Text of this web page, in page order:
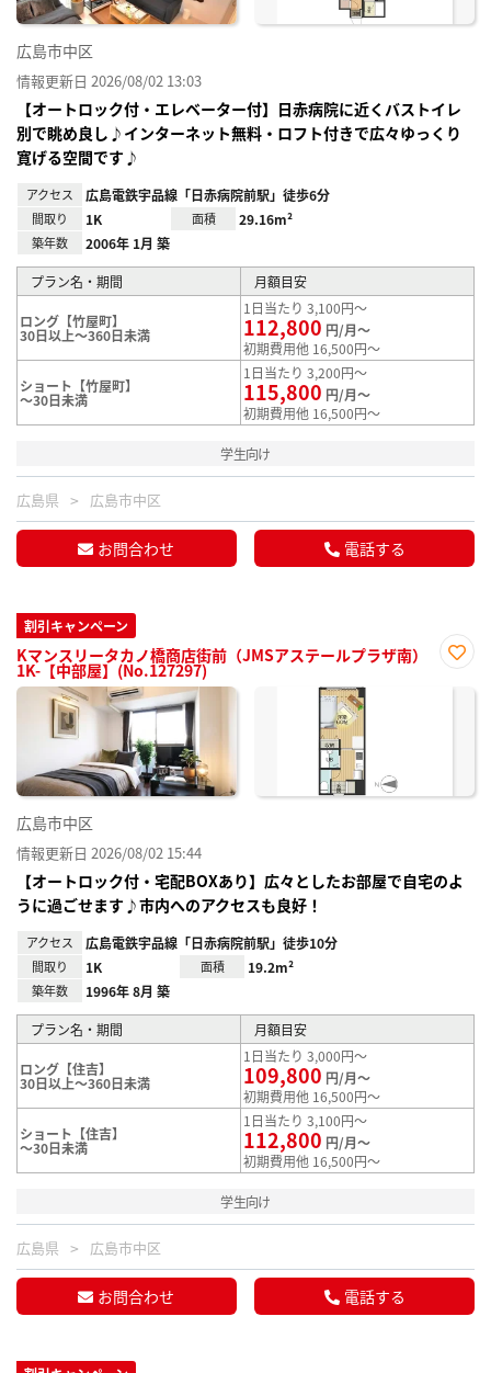
広島市中区
情報更新日 2026/08/02 13:03
【オートロック付・エレベーター付】日赤病院に近くバストイレ
別で眺め良し♪インターネット無料・ロフト付きで広々ゆっくり
寛げる空間です♪
アクセス 広島電鉄宇品線「日赤病院前駅」徒歩6分
間取り 1K 面積 29.16m²
築年数 2006年 1月 築
プラン名・期間 月額目安
ロング【竹屋町】
30日以上～360日未満
1日当たり 3,100円～
112,800 円/月～
初期費用他 16,500円～
ショート【竹屋町】
～30日未満
1日当たり 3,200円～
115,800 円/月～
初期費用他 16,500円～
学生向け
広島県 広島市中区
お問合わせ 電話する
割引キャンペーン
Kマンスリータカノ橋商店街前（JMSアステールプラザ南）
1K-【中部屋】(No.127297)
に入
広島市中区
情報更新日 2026/08/02 15:44
【オートロック付・宅配BOXあり】広々としたお部屋で自宅のよ
うに過ごせます♪市内へのアクセスも良好！
アクセス 広島電鉄宇品線「日赤病院前駅」徒歩10分
間取り 1K 面積 19.2m²
築年数 1996年 8月 築
プラン名・期間 月額目安
ロング【住吉】
30日以上～360日未満
1日当たり 3,000円～
109,800 円/月～
初期費用他 16,500円～
ショート【住吉】
～30日未満
1日当たり 3,100円～
112,800 円/月～
初期費用他 16,500円～
学生向け
広島県 広島市中区
お問合わせ 電話する